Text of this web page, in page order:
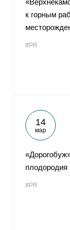
к горным
#PR
14
мар
#PR